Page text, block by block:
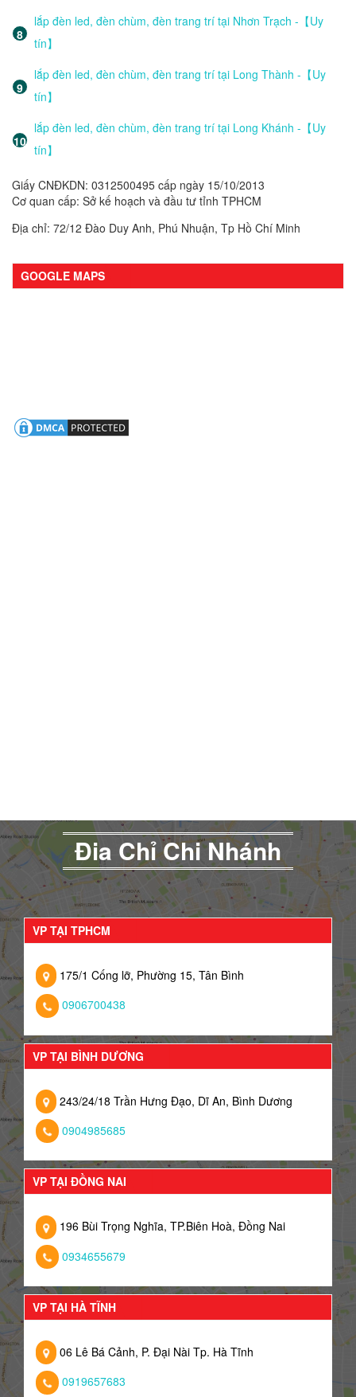
lắp đèn led, đèn chùm, đèn trang trí tại Nhơn Trạch -【Uy
tín】
lắp đèn led, đèn chùm, đèn trang trí tại Long Thành -【Uy
tín】
lắp đèn led, đèn chùm, đèn trang trí tại Long Khánh -【Uy
tín】
Giấy CNĐKDN: 0312500495 cấp ngày 15/10/2013
Cơ quan cấp: Sở kế hoạch và đầu tư tỉnh TPHCM
Địa chỉ: 72/12 Đào Duy Anh, Phú Nhuận, Tp Hồ Chí Minh
GOOGLE MAPS
Đia Chỉ Chi Nhánh
VP TẠI TPHCM
175/1 Cống lỡ, Phường 15, Tân Bình
0906700438
VP TẠI BÌNH DƯƠNG
243/24/18 Trần Hưng Đạo, Dĩ An, Bình Dương
0904985685
VP TẠI ĐỒNG NAI
196 Bùi Trọng Nghĩa, TP.Biên Hoà, Đồng Nai
0934655679
VP TẠI HÀ TĨNH
06 Lê Bá Cảnh, P. Đại Nài Tp. Hà Tĩnh
0919657683